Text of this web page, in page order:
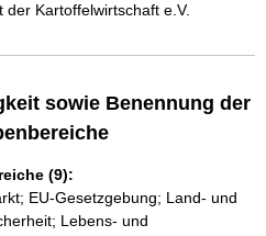
Kartoffelwirtschaft e.V.
sowie Benennung der
(9):
EU-Gesetzgebung; Land- und
Lebens- und